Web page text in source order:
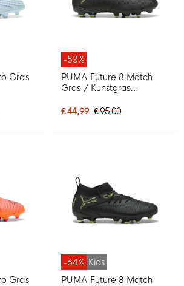
Gras
-53%
PUMA Future 8 Match
Gras / Kunstgras
Zwart Donkergroen
€ 44,99 € 95,00
Gras
-64% Kids
PUMA Future 8 Match